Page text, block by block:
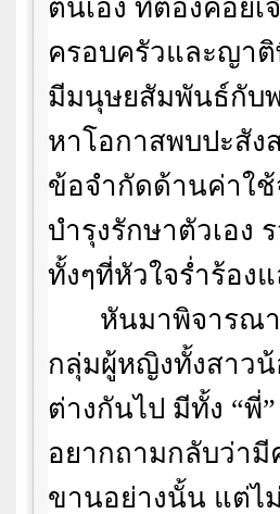
ตนเอง ที่ต้องคอย
ครอบครัวและญา
มีมนุษยสัมพันธ์กับ
หาโอกาสพบปะสัง
ข้อจำกัดด้านค่าใช้
บำรุงรักษาตัวเอง
ทั้งๆที่หัวใจร่ำร้อง
หันมาพิจารณา
กลุ่มผู้หญิงทั้งสาวน้
ต่างกันไป มีทั้ง “พี่
อยากถามกลับว่ามี
ขานอย่างนั้น แต่ไ